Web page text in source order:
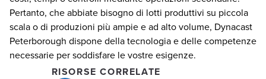
Pertanto, che abbiate bisogno di lotti produttivi su piccola
scala o di produzioni più ampie e ad alto volume, Dynacast
Peterborough dispone della tecnologia e delle competenze
necessarie per soddisfare le vostre esigenze.
RISORSE CORRELATE